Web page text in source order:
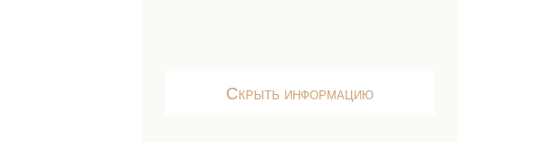
Скрыть информацию